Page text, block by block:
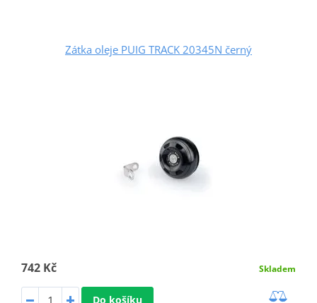
Zátka oleje PUIG TRACK 20345N černý
742 Kč Skladem
Do košíku